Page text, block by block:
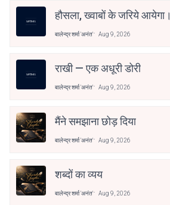
हौसला, ख्वाबों के जरिये आयेगा।
बालेन्द्र शर्मा 'अनंत' Aug 9, 2026
राखी — एक अधूरी डोरी
बालेन्द्र शर्मा 'अनंत' Aug 9, 2026
मैंने समझाना छोड़ दिया
बालेन्द्र शर्मा 'अनंत' Aug 9, 2026
शब्दों का व्यय
बालेन्द्र शर्मा 'अनंत' Aug 9, 2026